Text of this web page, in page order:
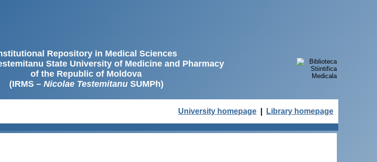
Repository in Medical Sciences
State University of Medicine and Pharmacy
of the Republic of Moldova
(IRMS – Nicolae TestemitanuSUMPh)
University homepage Library homepage